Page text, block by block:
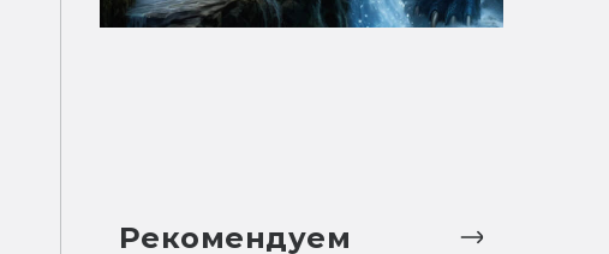
Рекомендуем